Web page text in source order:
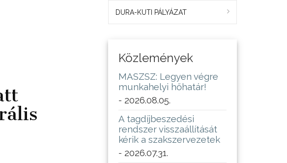
DURA-KUTI PÁLYÁZAT
Közlemények
MASZSZ: Legyen végre
munkahelyi hőhatár!
- 2026.08.05.
A tagdíjbeszedési
rendszer visszaállítását
kérik a szakszervezetek
- 2026.07.31.